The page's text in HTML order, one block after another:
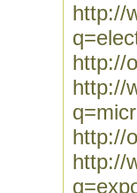
http://
http://
http://
http://
http://